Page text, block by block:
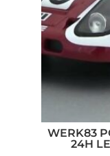
WERK83
24H